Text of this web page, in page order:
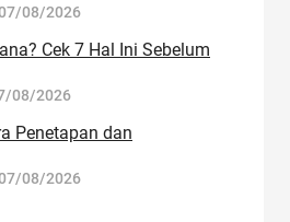
08/2026
Cek 7 Hal Ini Sebelum
08/2026
Penetapan dan
08/2026